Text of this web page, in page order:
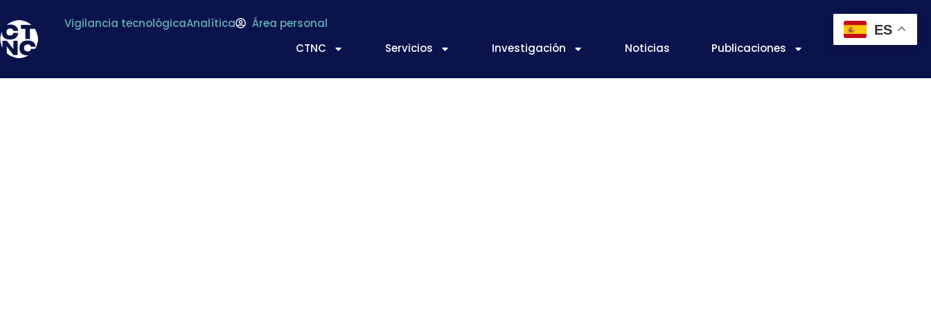
Vigilancia tecnológicaAnalítica
Área personal
CTNC
Servicios Investigación Noticias Publicaciones
ES